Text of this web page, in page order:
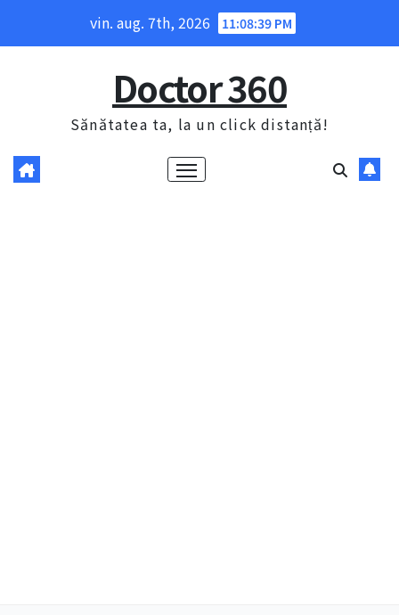
vin. aug. 7th, 2026 11:08:39 PM
Doctor 360
Sănătatea ta, la un click distanță!